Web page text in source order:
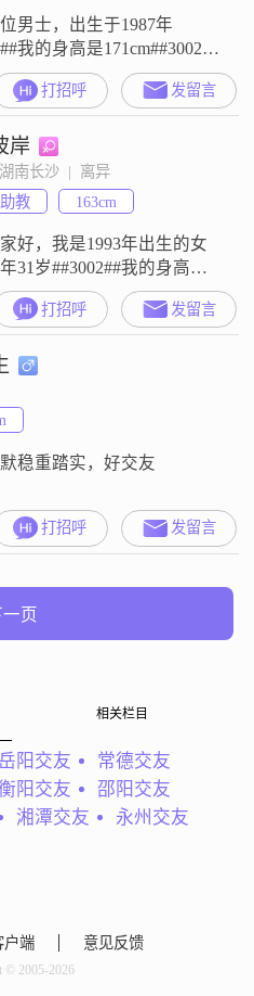
男士，出生于1987年
我的身高是171cm##3002##
收入在12001元到20000元之
我现在在长沙工作
我的学历是大学本科
我是一个自信果断的人
我也是一个真诚可靠的人
我把家庭看得比较重
我是一
打招呼 发留言
岸
南长沙  |  离异
教
163cm
好，我是1993年出生的女
31岁##3002##我的身高是
目前我的月收入在
到8000元这个区间##3002##
地点在长沙##3002##我的
士##3002##关于我的一些
，我是一个细腻敏感的人
我热爱生活，同时也追求
##3
打招呼 发留言
稳重踏实，好交友
打招呼 发留言
页
相关栏目
岳阳交友
常德交友
阳交友
邵阳交友
湘潭交友
永州交友
户端 意见反馈
© 2005-2026